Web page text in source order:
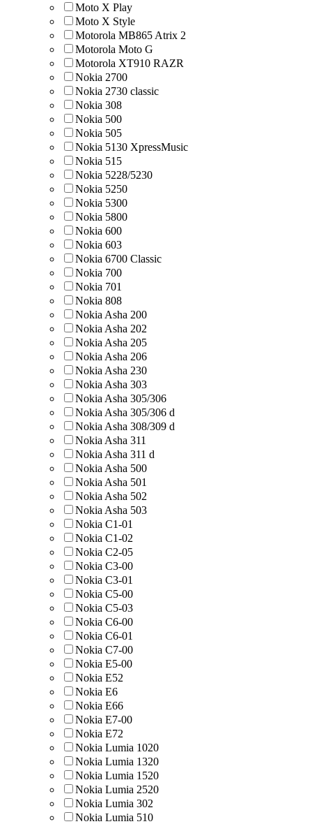
Moto X Play
Moto X Style
Motorola MB865 Atrix 2
Motorola Moto G
Motorola XT910 RAZR
Nokia 2700
Nokia 2730 classic
Nokia 308
Nokia 500
Nokia 505
Nokia 5130 XpressMusic
Nokia 515
Nokia 5228/5230
Nokia 5250
Nokia 5300
Nokia 5800
Nokia 600
Nokia 603
Nokia 6700 Classic
Nokia 700
Nokia 701
Nokia 808
Nokia Asha 200
Nokia Asha 202
Nokia Asha 205
Nokia Asha 206
Nokia Asha 230
Nokia Asha 303
Nokia Asha 305/306
Nokia Asha 305/306 d
Nokia Asha 308/309 d
Nokia Asha 311
Nokia Asha 311 d
Nokia Asha 500
Nokia Asha 501
Nokia Asha 502
Nokia Asha 503
Nokia C1-01
Nokia C1-02
Nokia C2-05
Nokia C3-00
Nokia C3-01
Nokia C5-00
Nokia C5-03
Nokia C6-00
Nokia C6-01
Nokia C7-00
Nokia E5-00
Nokia E52
Nokia E6
Nokia E66
Nokia E7-00
Nokia E72
Nokia Lumia 1020
Nokia Lumia 1320
Nokia Lumia 1520
Nokia Lumia 2520
Nokia Lumia 302
Nokia Lumia 510